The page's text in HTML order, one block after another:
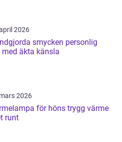
2026
smycken personlig
äkta känsla
2026
för höns trygg värme
runt